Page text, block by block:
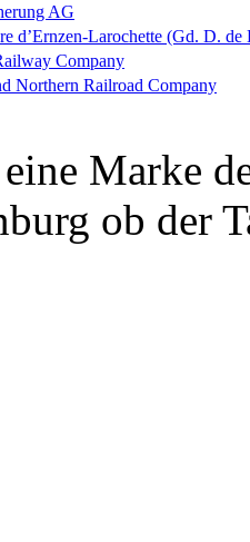
AG
d’Ernzen-Larochette (Gd. D.
Company
Northern Railroad Company
Marke
ob der